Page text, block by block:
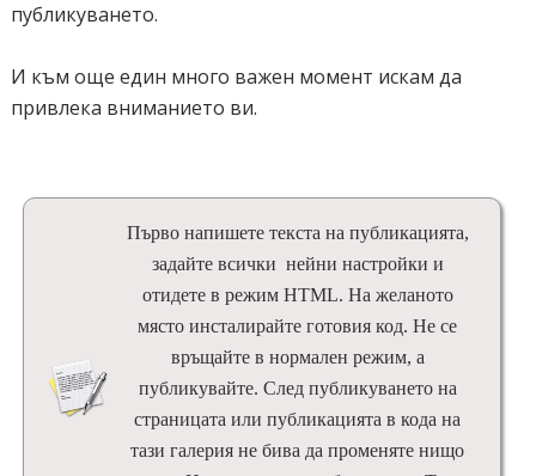
-moz-user-select: none;
}
.gallery a img {
cursor: pointer;
display: block;
height: 100%;
left: 0px;
position: absolute;
публикуването.
И към още един много важен момент искам да
привлека вниманието ви.
Първо напишете текста на публикацията,
задайте всички нейни настройки и
отидете в режим HTML. На желаното
място инсталирайте готовия код. Не се
връщайте в нормален режим, а
публикувайте. След публикуването на
страницата или публикацията в кода на
тази галерия не бива да променяте нищо